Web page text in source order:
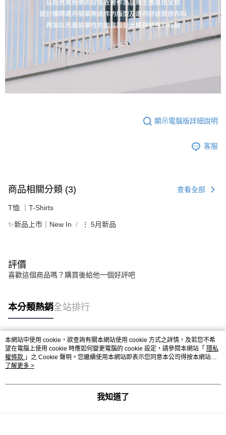
顯示電腦版詳細說明
客服
商品相關分類 (3) 查看全部
T恤 ｜T-Shirts
✨新品上市｜New In ⋮ 5月新品
評價
喜歡這個商品嗎？購買後給他一個好評吧
本分類熱銷全站排行
熱門標籤
本網站中使用 cookie，欲查詢有關本網站使用 cookie 方式之詳情，及若您不希
望在電腦上使用 cookie 時應如何變更電腦的 cookie 設定，請參閱本網站「 隱私
權條款 」之 Cookie 聲明。您繼續使用本網站即表示您同意本公司得按本網站使
用條款之 Cookie 聲明使用 cookie。
了解更多 >
我知道了